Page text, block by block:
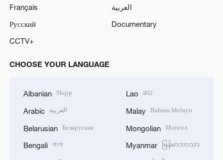
Français
العربية
Русский
Documentary
CCTV+
CHOOSE YOUR LANGUAGE
Albanian Shqip
Arabic العربية
Belarusian Беларуская
Bengali বাংলা
Lao ລາວ
Malay Bahasa Melayu
Mongolian Монгол
Myanmar မြန်မာဘာသာ